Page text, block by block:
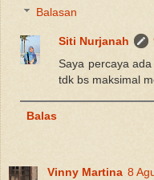
Balasan
Siti Nurjanah
Saya percaya
tdk bs maksimal
Balas
Vinny Martina 8